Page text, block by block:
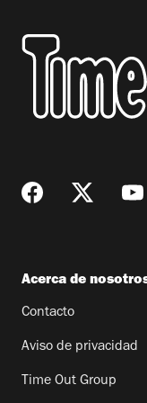
Acerca de
Contacto
Aviso de privacidad
Time Out Group